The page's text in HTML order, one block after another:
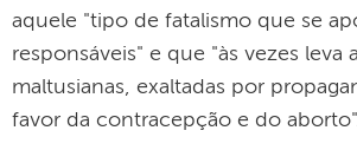
aquele "tipo de fatalismo que se
responsáveis" e que "às vezes leva
maltusianas, exaltadas por
favor da contracepção e do